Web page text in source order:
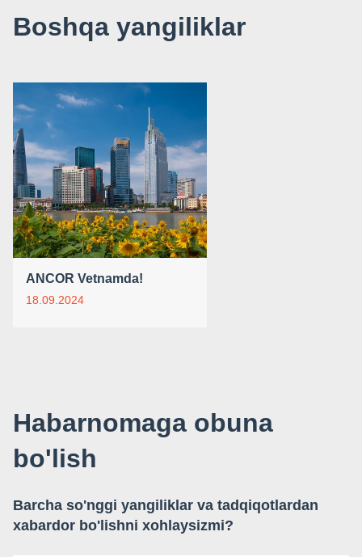
Boshqa yangiliklar
ANCOR Vetnamda!
18.09.2024
Habarnomaga obuna
bo'lish
Barcha so'nggi yangiliklar va tadqiqotlardan
xabardor bo'lishni xohlaysizmi?